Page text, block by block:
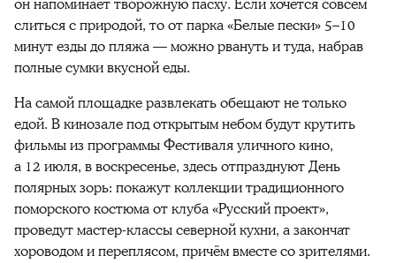
он напоминает творожную пасху. Если хочется совсем
слиться с природой, то от парка «Белые пески» 5–10
минут езды до пляжа — можно рвануть и туда, набрав
полные сумки вкусной еды.
На самой площадке развлекать обещают не только
едой. В кинозале под открытым небом будут крутить
фильмы из программы Фестиваля уличного кино,
а 12 июля, в воскресенье, здесь отпразднуют День
полярных зорь: покажут коллекции традиционного
поморского костюма от клуба «Русский проект»,
проведут мастер-классы северной кухни, а закончат
хороводом и переплясом, причём вместе со зрителями.